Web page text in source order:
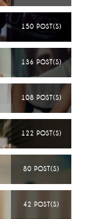
150 POST(S)
136 POST(S)
108 POST(S)
122 POST(S)
80 POST(S)
42 POST(S)